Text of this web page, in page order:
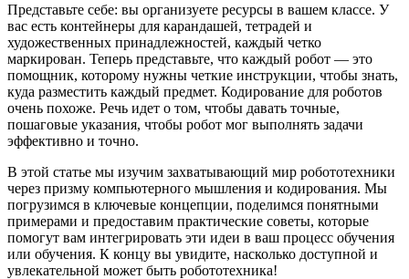
Представьте себе: вы организуете ресурсы в вашем классе. У
вас есть контейнеры для карандашей, тетрадей и
художественных принадлежностей, каждый четко
маркирован. Теперь представьте, что каждый робот — это
помощник, которому нужны четкие инструкции, чтобы знать,
куда разместить каждый предмет. Кодирование для роботов
очень похоже. Речь идет о том, чтобы давать точные,
пошаговые указания, чтобы робот мог выполнять задачи
эффективно и точно.
В этой статье мы изучим захватывающий мир робототехники
через призму компьютерного мышления и кодирования. Мы
погрузимся в ключевые концепции, поделимся понятными
примерами и предоставим практические советы, которые
помогут вам интегрировать эти идеи в ваш процесс обучения
или обучения. К концу вы увидите, насколько доступной и
увлекательной может быть робототехника!